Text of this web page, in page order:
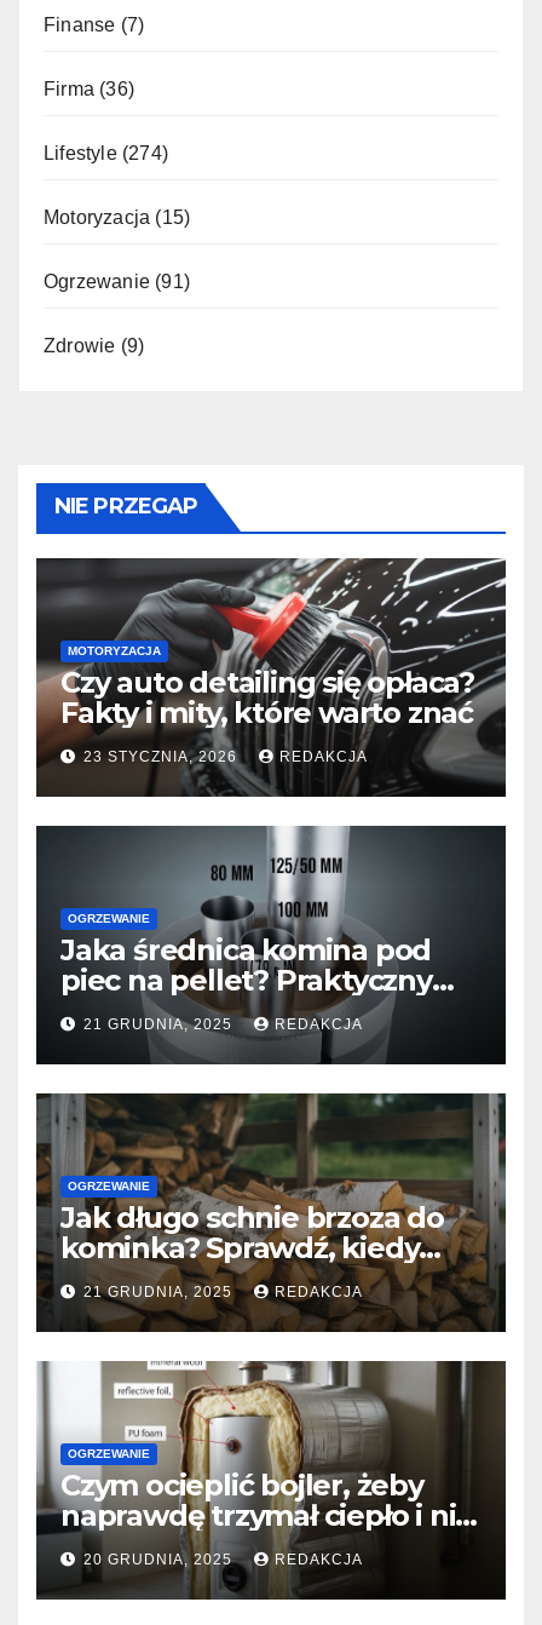
Finanse (7)
Firma (36)
Lifestyle(274)
Motoryzacja (15)
Ogrzewanie (91)
Zdrowie (9)
NIE PRZEGAP
MOTORYZACJA
Czy auto detailing się opłaca?
Fakty i mity, które warto znać
23 STYCZNIA, 2026 REDAKCJA
OGRZEWANIE
Jaka średnica komina pod
piec na pellet? Praktyczny
przewodnik dla domu i
mieszkania
21 GRUDNIA, 2025 REDAKCJA
OGRZEWANIE
Jak długo schnie brzoza do
kominka? Sprawdź, kiedy
naprawdę jest gotowa do
palenia?
21 GRUDNIA, 2025 REDAKCJA
OGRZEWANIE
Czym ocieplić bojler, żeby
naprawdę trzymał ciepło i nie
zjadał prądu?
20 GRUDNIA, 2025 REDAKCJA